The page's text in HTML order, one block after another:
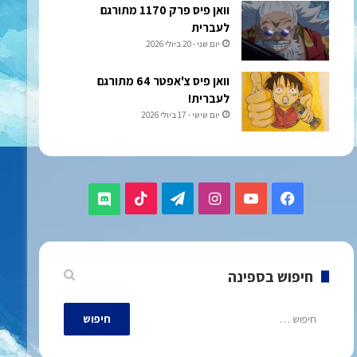
וואן פיס פרק 1170 מתורגם
לעברית
יום שני - 20 ביולי 2026
וואן פיס צ'אפטר 64 מתורגם
לעברית!
יום שישי - 17 ביולי 2026
Facebook
YouTube
Instagram
Telegram
TikTok
Discord
חיפוש בספינה
חיפוש: